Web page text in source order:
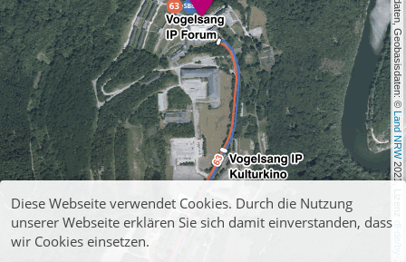
, Kartendaten, Geobasisdaten: ©
Land NRW
2021, Lizenz
dl-de/by-2-0
Diese Webseite verwendet Cookies. Durch die Nutzung
unserer Webseite erklären Sie sich damit einverstanden, dass
wir Cookies einsetzen.